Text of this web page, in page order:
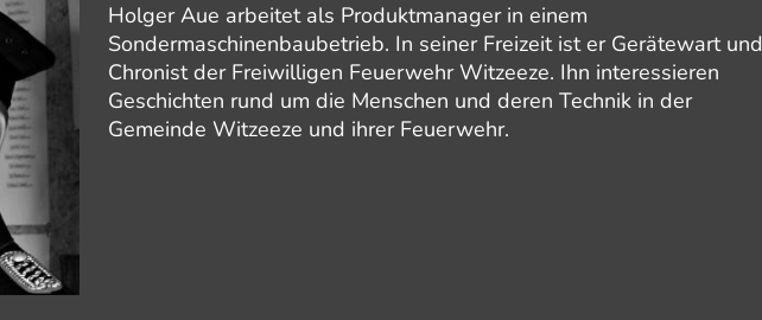
Holger Aue arbeitet als Produktmanager in einem
Sondermaschinenbaubetrieb. In seiner Freizeit ist er Gerätewart und
Chronist der Freiwilligen Feuerwehr Witzeeze. Ihn interessieren
Geschichten rund um die Menschen und deren Technik in der
Gemeinde Witzeeze und ihrer Feuerwehr.